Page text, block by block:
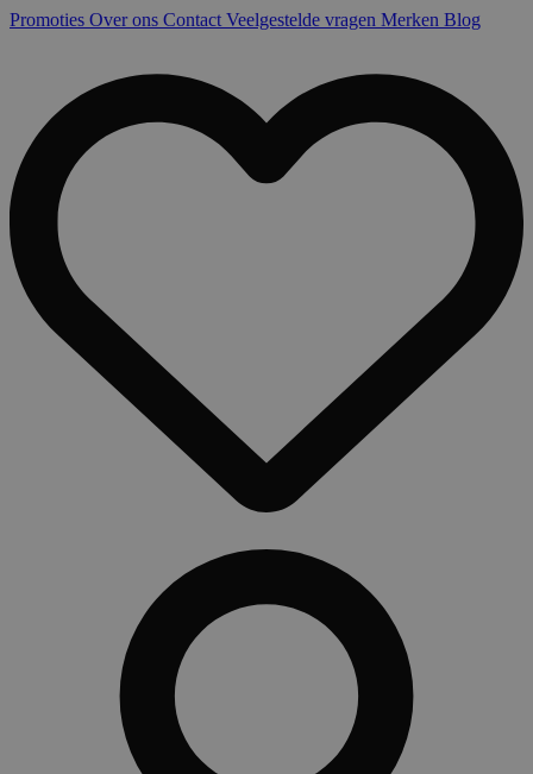
Promoties Over ons Contact Veelgestelde vragen Merken Blog